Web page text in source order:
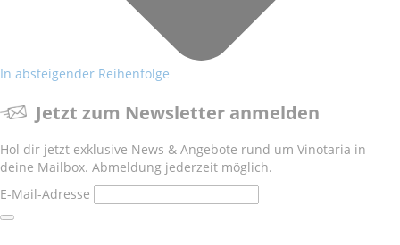
In absteigender Reihenfolge
Jetzt zum Newsletter anmelden
Hol dir jetzt exklusive News & Angebote rund um Vinotaria in
deine Mailbox. Abmeldung jederzeit möglich.
E-Mail-Adresse